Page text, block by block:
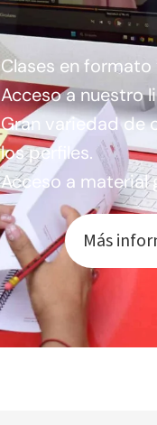
Clases en formato
Acceso a nuestro
Gran variedad de
los perfiles.
Acceso a material
Más